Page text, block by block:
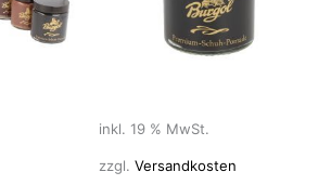
inkl. 19 % MwSt.
zzgl. Versandkosten